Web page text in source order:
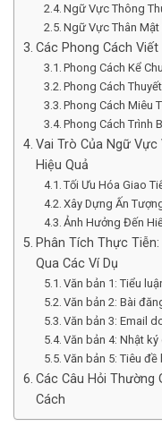
Ngữ Vực Thông
Ngữ Vực Thân
Các Phong Cách Viết
Phong Cách Kể
Phong Cách
Phong Cách Miêu
Phong Cách Trình
Vai Trò Của Ngữ
Hiệu Quả
Tối Ưu Hóa Giao
Xây Dựng Ấn
Ảnh Hưởng Đến
Phân Tích Thực
Qua Các Ví Dụ
Văn bản 1: Tiểu
Văn bản 2: Bài
Văn bản 3: Email
Văn bản 4: Nhật ký
Văn bản 5: Tiêu
Các Câu Hỏi Thường
Cách